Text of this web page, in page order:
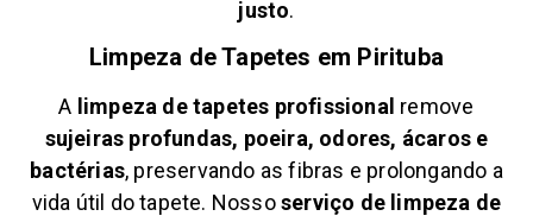
justo.
Limpeza de Tapetes em Pirituba
A limpeza de tapetes profissional remove
sujeiras profundas, poeira, odores, ácaros e
bactérias, preservando as fibras e prolongando a
vida útil do tapete. Nossoserviço de limpeza de